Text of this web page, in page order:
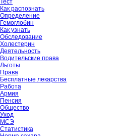
Тест
Как распознать
Определение
Гемоглобин
Как узнать
Обследование
Холестерин
Деятельность
Водительские права
Льготы
Права
Бесплатные лекарства
Работа
Армия
Пенсия
Общество
Уход
МСЭ
Статистика